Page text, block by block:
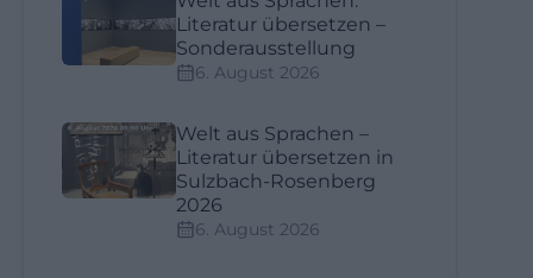
Literatur übersetzen –
Sonderausstellung
6. August 2026
Welt aus Sprachen –
Literatur übersetzen in
Sulzbach-Rosenberg
2026
6. August 2026